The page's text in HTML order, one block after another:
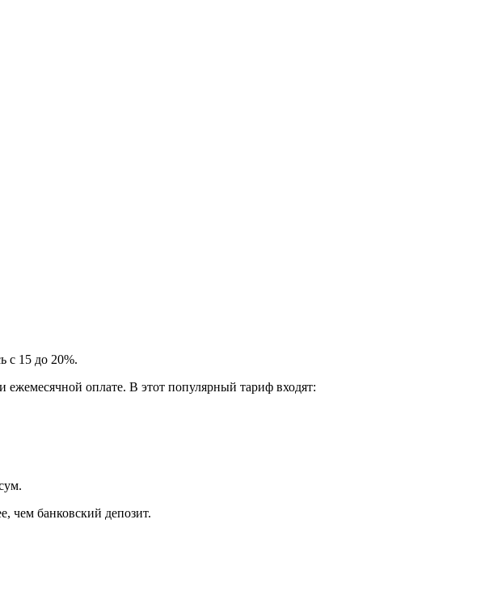
с 15 до 20%.
оплате. В этот популярный тариф входят:
чем банковский депозит.